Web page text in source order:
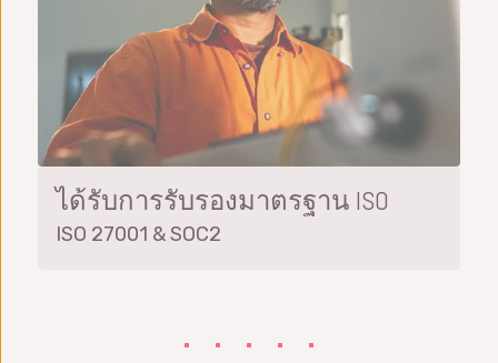
ได้รับการรับรองมาตรฐาน ISO
ISO 27001 & SOC2